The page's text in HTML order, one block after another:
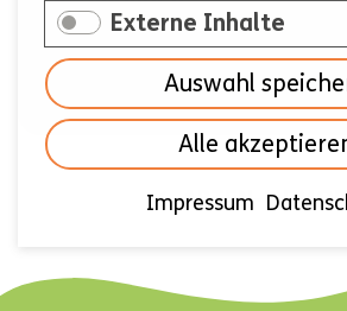
Externe Inhalte
Auswahl
Alle
Impressum
Niedersachsen
ARTEN-